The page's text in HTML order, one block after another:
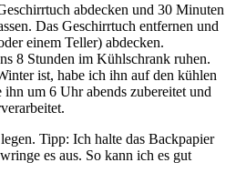
abdecken und 30 Minuten
Das Geschirrtuch entfernen und
einem Teller) abdecken.
8 Stunden im Kühlschrank ruhen.
ist, habe ich ihn auf den kühlen
um 6 Uhr abends zubereitet und
Tipp: Ich halte das Backpapier
es aus. So kann ich es gut